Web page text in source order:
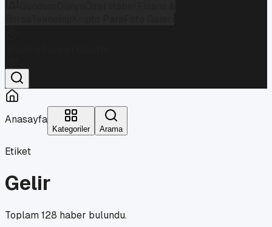
Anasayfa
Kategoriler Arama
Etiket
Gelir
Toplam128 haber bulundu.